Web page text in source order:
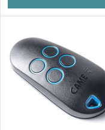
u
k
d
u
k